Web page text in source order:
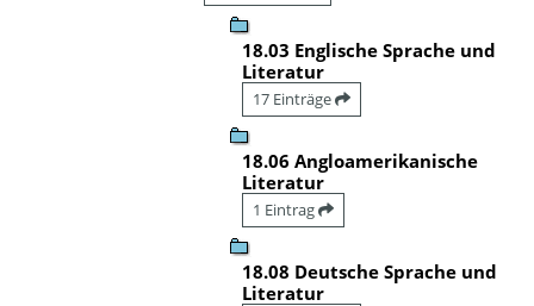
18.03 Englische Sprache und
Literatur
17 Einträge
18.06 Angloamerikanische
Literatur
1 Eintrag
18.08 Deutsche Sprache und
Literatur